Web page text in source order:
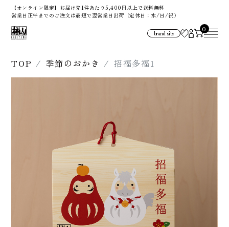
【オンライン限定】お届け先1件あたり5,400円以上で送料無料
営業日正午までのご注文は最短で翌営業日出荷（定休日：水/日/祝）
brand site 0
TOP 季節のおかき 招福多福1